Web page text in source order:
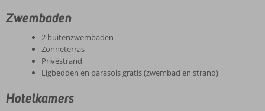
Zwembaden
2 buitenzwembaden
Zonneterras
Privéstrand
Ligbedden en parasols gratis (zwembad en strand)
Hotelkamers